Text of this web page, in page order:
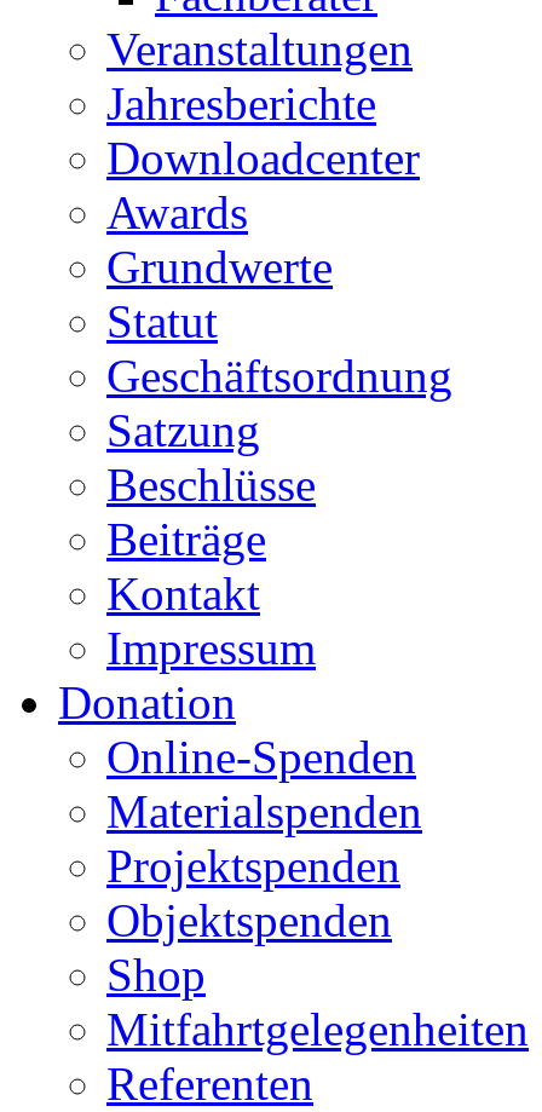
Veranstaltungen
Jahresberichte
Downloadcenter
Awards
Grundwerte
Statut
Geschäftsordnung
Satzung
Beschlüsse
Beiträge
Kontakt
Impressum
Donation
Online-Spenden
Materialspenden
Projektspenden
Objektspenden
Shop
Mitfahrtgelegenheiten
Referenten